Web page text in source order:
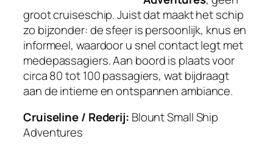
groot cruiseschip. Juist dat maakt het schip
zo bijzonder: de sfeer is persoonlijk, knus en
informeel, waardoor u snel contact legt met
medepassagiers. Aan boord is plaats voor
circa 80 tot 100 passagiers, wat bijdraagt
aan de intieme en ontspannen ambiance.
Cruiseline / Rederij: Blount Small Ship
Adventures